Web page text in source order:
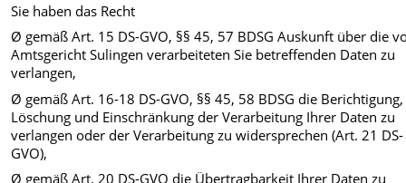
Sie haben das Recht
Ø gemäß Art. 15 DS-GVO, §§ 45, 57 BDSG Auskunft über die
Amtsgericht Sulingen verarbeiteten Sie betreffenden Daten zu
verlangen,
Ø gemäß Art. 16-18 DS-GVO, §§ 45, 58 BDSG die Berichtigung,
Löschung und Einschränkung der Verarbeitung Ihrer Daten zu
verlangen oder der Verarbeitung zu widersprechen (Art. 21 DS-
GVO),
Ø gemäß Art. 20 DS-GVO die Übertragbarkeit Ihrer Daten zu